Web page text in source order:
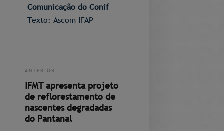
Comunicação do Conif
Texto: Ascom IFAP
ANTERIOR
IFMT apresenta projeto
de reflorestamento de
nascentes degradadas
do Pantanal